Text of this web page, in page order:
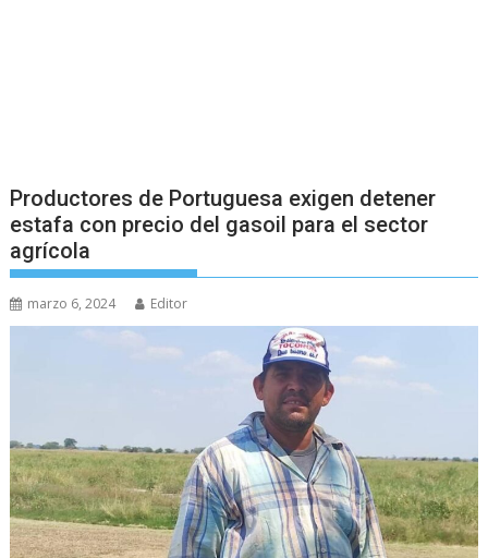
Productores de Portuguesa exigen detener
estafa con precio del gasoil para el sector
agrícola
marzo 6, 2024 Editor